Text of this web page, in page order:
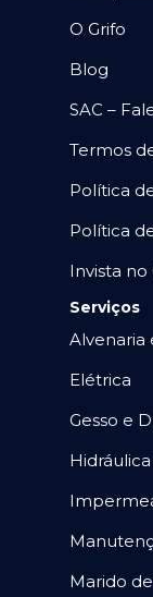
O Grifo
Blog
SAC –
Termos
Política
Política
Invista no
Serviços
Alvenaria
Elétrica
Gesso e
Hidráulica
Marido